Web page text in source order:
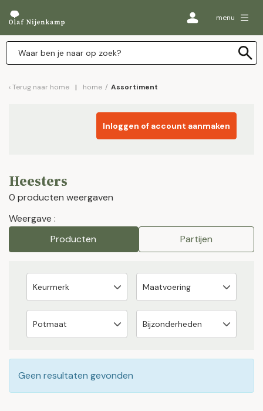
menu
Terug naar home home / Assortiment
Inloggen of account aanmaken
Heesters
0 producten weergaven
Weergave :
Producten
Partijen
Geen resultaten gevonden